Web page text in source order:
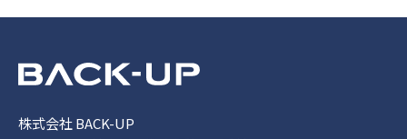
株式会社 BACK-UP